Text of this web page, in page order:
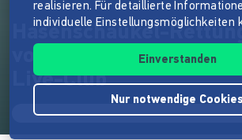
Hasenschaukel-
von Hamburgs
Live-Club
realisieren. Für detaillierte
individuelle Einstellungsmöglichkeiten
Einverstanden
Nur notwendige Cookies